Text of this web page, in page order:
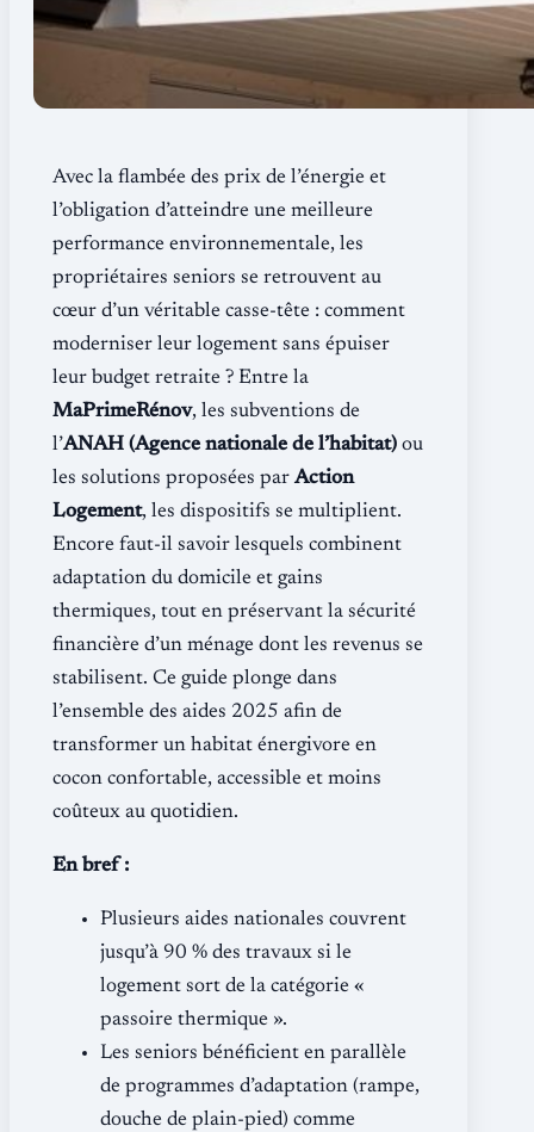
Avec la flambée des prix de l’énergie et
l’obligation d’atteindre une meilleure
performance environnementale, les
propriétaires seniors se retrouvent au
cœur d’un véritable casse-tête : comment
moderniser leur logement sans épuiser
leur budget retraite ? Entre la
MaPrimeRénov, les subventions de
l’ANAH (Agence nationale de l’habitat) ou
les solutions proposées par Action
Logement, les dispositifs se multiplient.
Encore faut-il savoir lesquels combinent
adaptation du domicile et gains
thermiques, tout en préservant la sécurité
financière d’un ménage dont les revenus se
stabilisent. Ce guide plonge dans
l’ensemble des aides 2025 afin de
transformer un habitat énergivore en
cocon confortable, accessible et moins
coûteux au quotidien.
En bref :
Plusieurs aides nationales couvrent
jusqu’à 90 % des travaux si le
logement sort de la catégorie «
passoire thermique ».
Les seniors bénéficient en parallèle
de programmes d’adaptation (rampe,
douche de plain-pied) comme